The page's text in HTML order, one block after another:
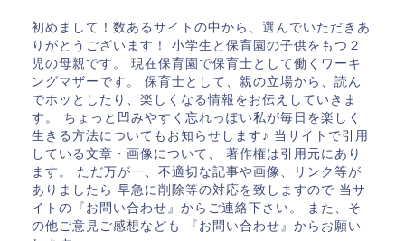
初めまして！数あるサイトの中から、選んでいただきあ
りがとうございます！ 小学生と保育園の子供をもつ２
児の母親です。 現在保育園で保育士として働くワーキ
ングマザーです。 保育士として、親の立場から、読ん
でホッとしたり、楽しくなる情報をお伝えしていきま
す。 ちょっと凹みやすく忘れっぽい私が毎日を楽しく
生きる方法についてもお知らせします♪ 当サイトで引用
している文章・画像について、 著作権は引用元にあり
ます。 ただ万が一、不適切な記事や画像、リンク等が
ありましたら 早急に削除等の対応を致しますので 当サ
イトの『お問い合わせ』からご連絡下さい。 また、そ
の他ご意見ご感想なども 『お問い合わせ』からお願い